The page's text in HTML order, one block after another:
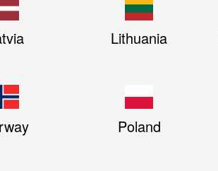
Lithuania
Poland